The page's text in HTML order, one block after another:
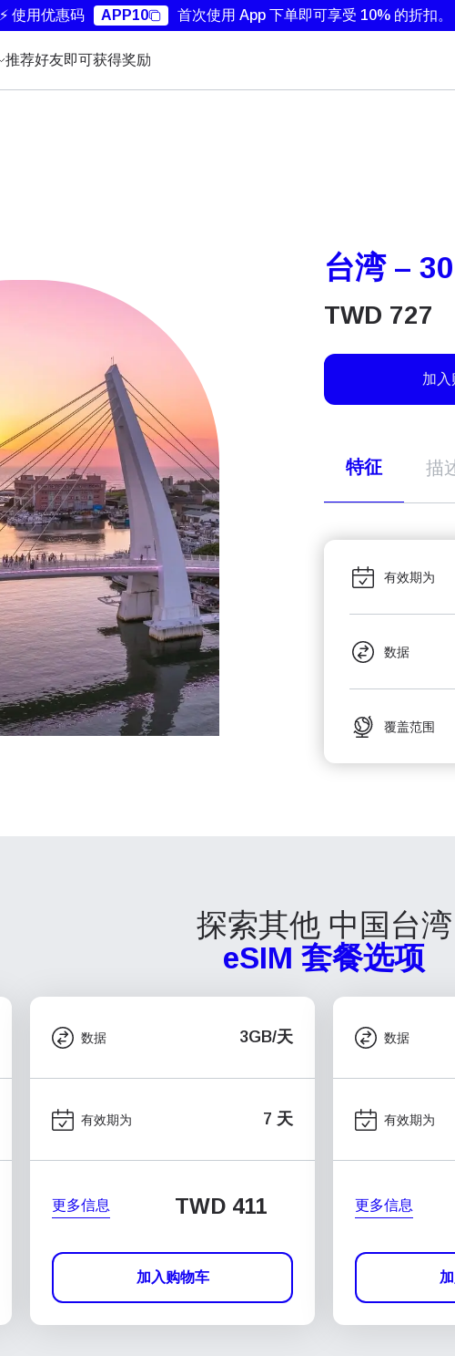
⚡ 使用优惠码 APP10 首次使用 App 下单即可享受 10% 的折扣。
推荐好友即可获得奖励
台湾 –
TWD 727
加入
特征 描
有效期为
数据
覆盖范围
探索其他 中国台湾
eSIM 套餐选项
数据 3GB/天
有效期为 7 天
更多信息 TWD 411
加入购物车
数据
有效期为
更多信息